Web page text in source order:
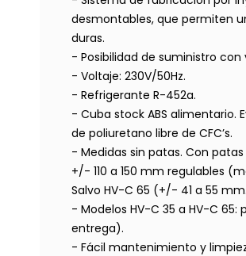
desmontables, que permiten
duras.
- Posibilidad de suministro con
- Voltaje: 230V/50Hz.
- Refrigerante R-452a.
- Cuba stock ABS alimentario.
de poliuretano libre de CFC’s.
- Medidas sin patas. Con
+/- 110 a 150 mm regulables
Salvo HV-C 65 (+/- 41 a 55
- Modelos HV-C 35 a HV-C
entrega).
- Fácil mantenimiento y